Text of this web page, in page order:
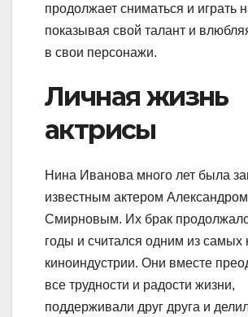
продолжает сниматься и играть
показывая свой талант и
в свои персонажи.
Личная жизнь
актрисы
Нина Иванова много лет была
известным актером Александром
Смирновым. Их брак
годы и считался одним из самых
киноиндустрии. Они вместе
все трудности и радости жизни,
поддерживали друг друга и